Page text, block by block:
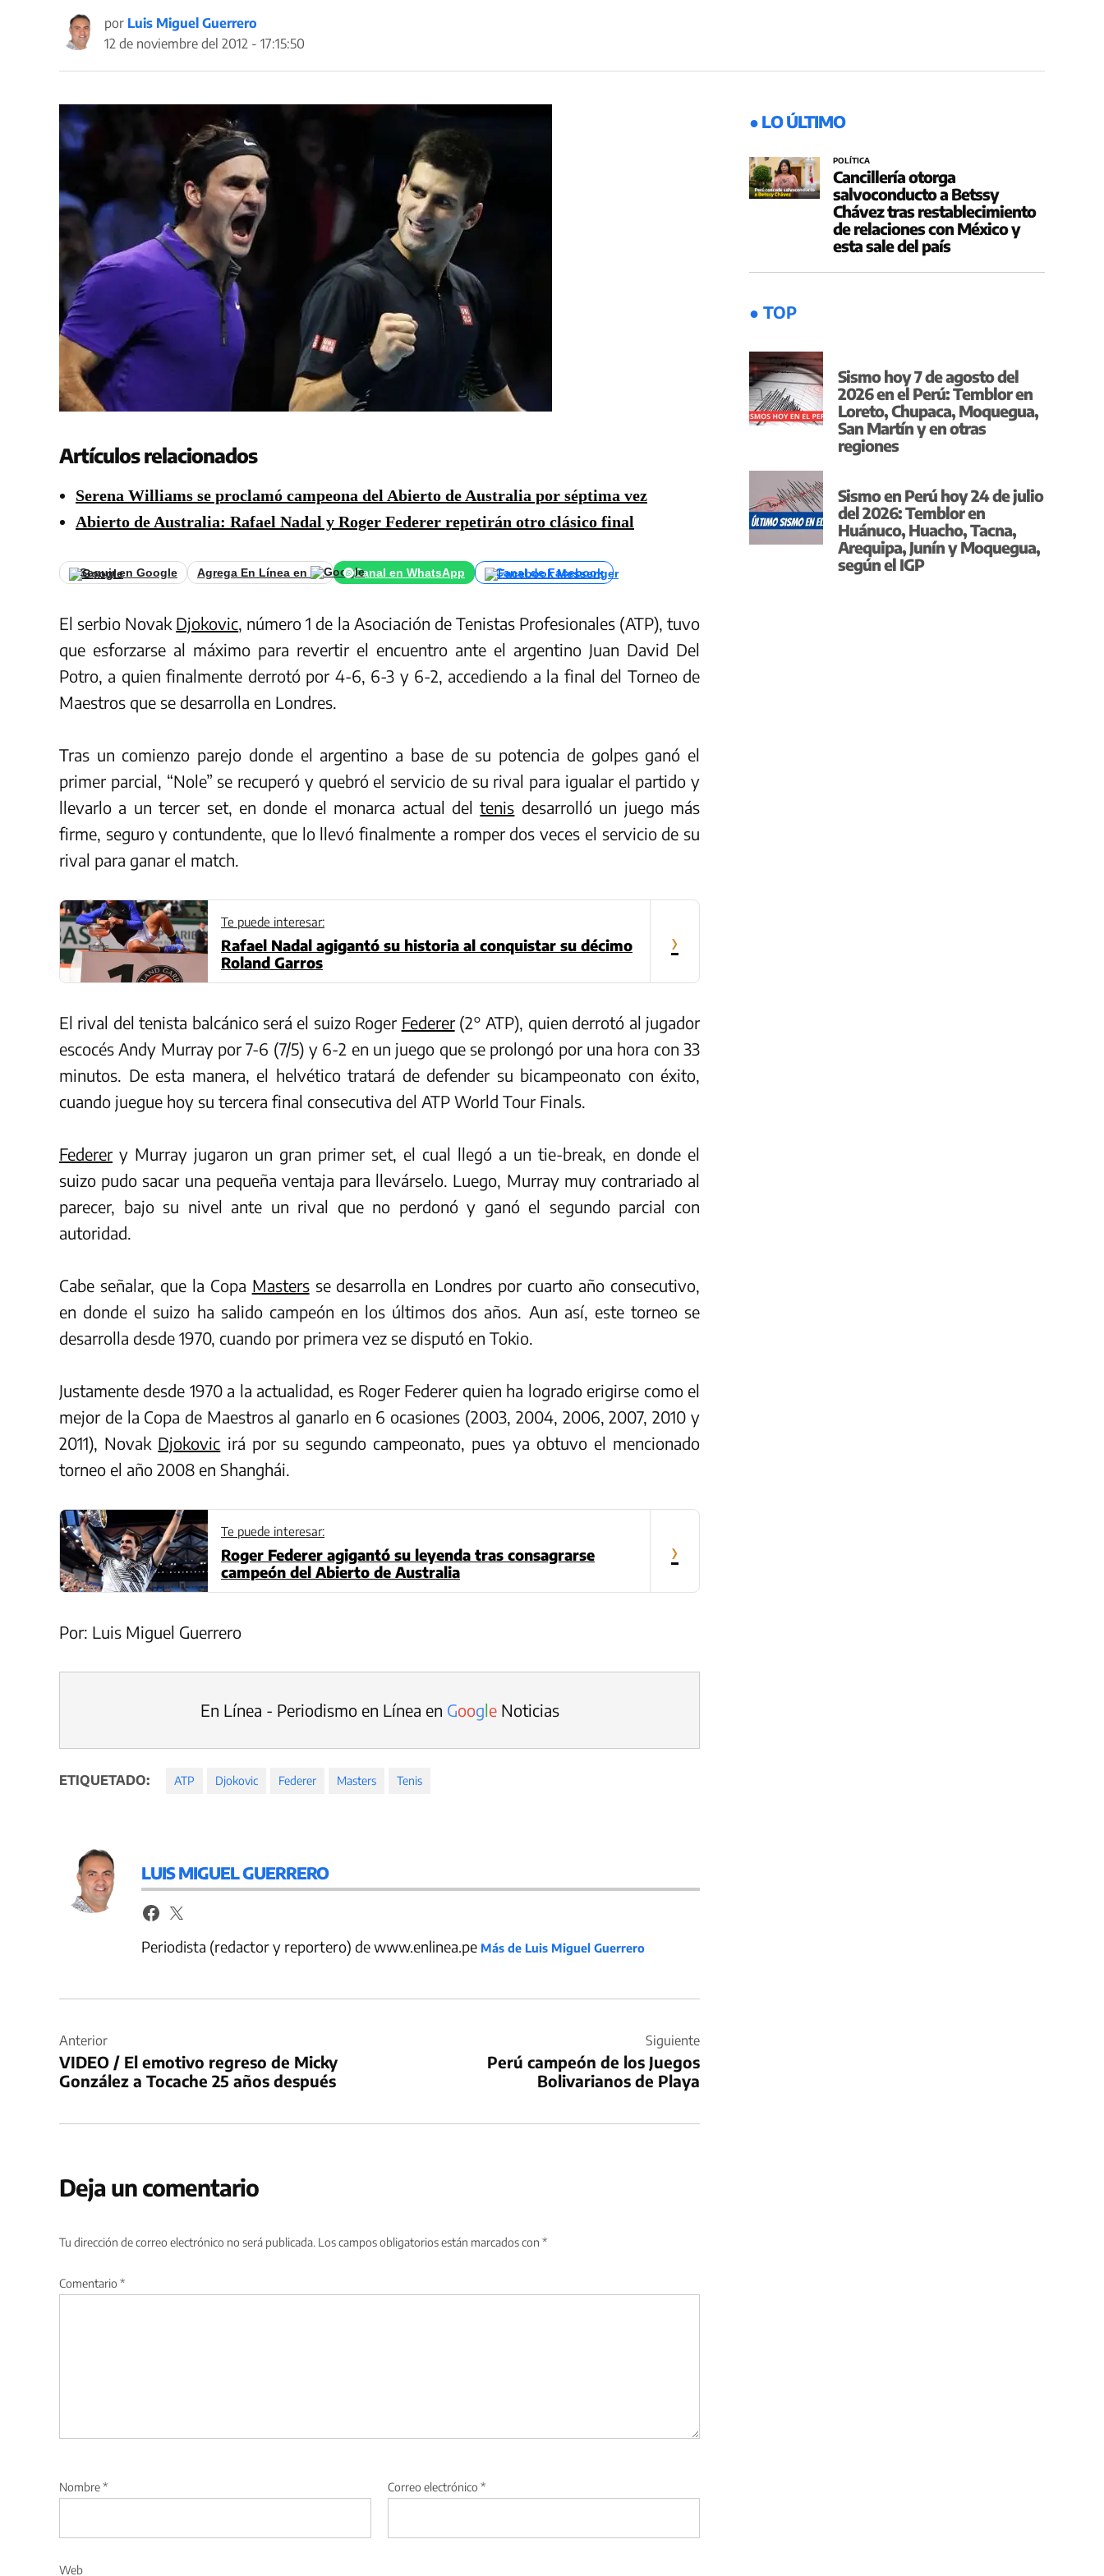
por Luis Miguel Guerrero
12 de noviembre del 2012 - 17:15:50
Artículos relacionados
Serena Williams se proclamó campeona del Abierto de Australia por séptima vez
Abierto de Australia: Rafael Nadal y Roger Federer repetirán otro clásico final
Seguir en Google Agrega En Línea en Canal en WhatsApp Canal de Facebook
El serbio Novak Djokovic, número 1 de la Asociación de Tenistas Profesionales (ATP), tuvo
que esforzarse al máximo para revertir el encuentro ante el argentino Juan David Del
Potro, a quien finalmente derrotó por 4-6, 6-3 y 6-2, accediendo a la final del Torneo de
Maestros que se desarrolla en Londres.
Tras un comienzo parejo donde el argentino a base de su potencia de golpes ganó el
primer parcial, “Nole” se recuperó y quebró el servicio de su rival para igualar el partido y
llevarlo a un tercer set, en donde el monarca actual deltenis desarrolló un juego más
firme, seguro y contundente, que lo llevó finalmente a romper dos veces el servicio de su
rival para ganar el match.
Te puede interesar:
Rafael Nadal agigantó su historia al conquistar su décimo
Roland Garros
›
El rival del tenista balcánico será el suizo Roger Federer(2° ATP), quien derrotó al jugador
escocés Andy Murray por 7-6 (7/5) y 6-2 en un juego que se prolongó por una hora con 33
minutos. De esta manera, el helvético tratará de defender su bicampeonato con éxito,
cuando juegue hoy su tercera final consecutiva del ATP World Tour Finals.
Federery Murray jugaron un gran primer set, el cual llegó a un tie-break, en donde el
suizo pudo sacar una pequeña ventaja para llevárselo. Luego, Murray muy contrariado al
parecer, bajo su nivel ante un rival que no perdonó y ganó el segundo parcial con
autoridad.
Cabe señalar, que la Copa Mastersse desarrolla en Londres por cuarto año consecutivo,
en donde el suizo ha salido campeón en los últimos dos años. Aun así, este torneo se
desarrolla desde 1970, cuando por primera vez se disputó en Tokio.
Justamente desde 1970 a la actualidad, es Roger Federer quien ha logrado erigirse como el
mejor de la Copa de Maestros al ganarlo en 6 ocasiones (2003, 2004, 2006, 2007, 2010 y
2011), Novak Djokovic irá por su segundo campeonato, pues ya obtuvo el mencionado
torneo el año 2008 en Shanghái.
Te puede interesar:
Roger Federer agigantó su leyenda tras consagrarse
campeón del Abierto de Australia
›
Por: Luis Miguel Guerrero
En Línea - Periodismo en Línea en GoogleNoticias
ETIQUETADO: ATP Djokovic Federer Masters Tenis
LUIS MIGUEL GUERRERO
Periodista (redactor y reportero) de www.enlinea.pe Más de Luis Miguel Guerrero
de
entradas
Anterior
VIDEO / El emotivo regreso de Micky
González a Tocache 25 años después
Siguiente
Perú campeón de los Juegos
Bolivarianos de Playa
Deja un comentario
Tu dirección de correo electrónico no será publicada. Los campos obligatorios están marcados con *
Comentario *
Nombre* Correo electrónico *
Web
● LO ÚLTIMO
POLÍTICA
Cancillería otorga
salvoconducto a Betssy
Chávez tras restablecimiento
de relaciones con México y
esta sale del país
● TOP
Sismo hoy 7 de agosto del
2026 en el Perú: Temblor en
Loreto, Chupaca, Moquegua,
San Martín y en otras
regiones
Sismo en Perú hoy 24 de julio
del 2026: Temblor en
Huánuco, Huacho, Tacna,
Arequipa, Junín y Moquegua,
según el IGP